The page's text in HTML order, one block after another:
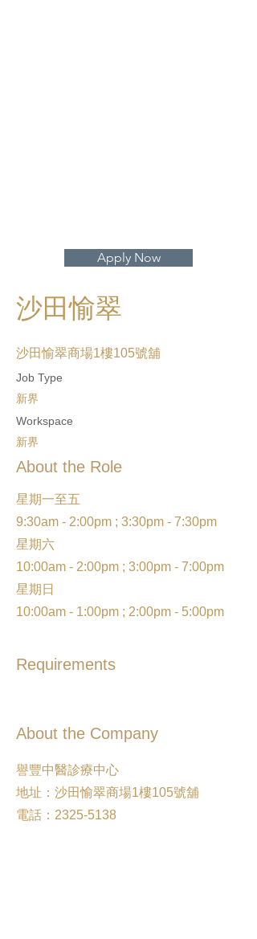
Apply Now
沙田愉翠
沙田愉翠商場1樓105號舖
Job Type
新界
Workspace
新界
About the Role
星期一至五
9:30am - 2:00pm ; 3:30pm - 7:30pm
星期六
10:00am - 2:00pm ; 3:00pm - 7:00pm
星期日
10:00am - 1:00pm ; 2:00pm - 5:00pm
Requirements
About the Company
譽豐中醫診療中心
地址：沙田愉翠商場1樓105號舖
電話：2325-5138